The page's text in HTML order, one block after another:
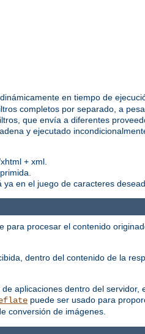
en tiempo de
completos por separado, a
que envía a diferentes
y ejecutado
+ xml.
en el juego de caracteres
procesar el contenido
dentro del contenido de la
aplicaciones dentro del servidor,
puede ser usado para
conversión de imágenes.